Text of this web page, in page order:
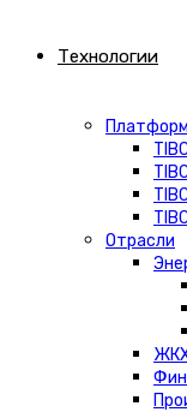
Технологии
Отрасли